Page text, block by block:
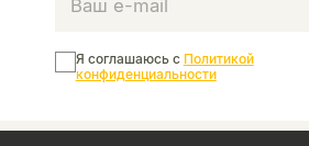
Я соглашаюсь с Политикой
конфиденциальности